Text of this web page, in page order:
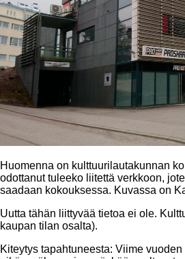
Huomenna on kulttuurilautakunnan
odottanut tuleeko liitettä verkkoon,
saadaan kokouksessa. Kuvassa on
Uutta tähän liittyvää tietoa ei ole.
kaupan tilan osalta).
Kiteytys tapahtuneesta: Viime